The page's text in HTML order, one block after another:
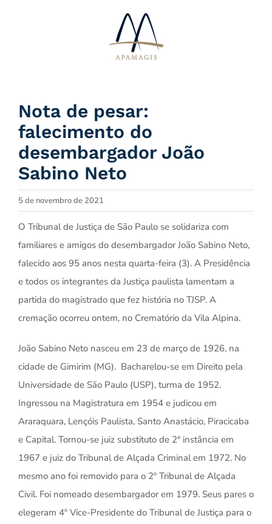
Nota de pesar:
falecimento do
desembargador João
Sabino Neto
5 de novembro de 2021
O Tribunal de Justiça de São Paulo se solidariza com
familiares e amigos do desembargador João Sabino Neto,
falecido aos 95 anos nesta quarta-feira (3). A Presidência
e todos os integrantes da Justiça paulista lamentam a
partida do magistrado que fez história no TJSP. A
cremação ocorreu ontem, no Crematório da Vila Alpina.
João Sabino Neto nasceu em 23 de março de 1926, na
cidade de Gimirim (MG). Bacharelou-se em Direito pela
Universidade de São Paulo (USP), turma de 1952.
Ingressou na Magistratura em 1954 e judicou em
Araraquara, Lençóis Paulista, Santo Anastácio, Piracicaba
e Capital. Tornou-se juiz substituto de 2ª instância em
1967 e juiz do Tribunal de Alçada Criminal em 1972. No
mesmo ano foi removido para o 2º Tribunal de Alçada
Civil. Foi nomeado desembargador em 1979. Seus pares o
elegeram 4º Vice-Presidente do Tribunal de Justiça para o